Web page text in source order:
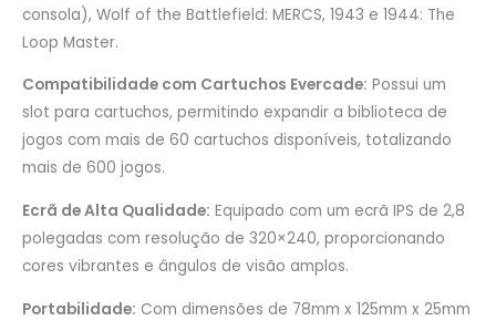
consola), Wolf of the Battlefield: MERCS, 1943 e 1944: The
Loop Master.
Compatibilidade com Cartuchos Evercade: Possui um
slot para cartuchos, permitindo expandir a biblioteca de
jogos com mais de 60 cartuchos disponíveis, totalizando
mais de 600 jogos.
Ecrã de Alta Qualidade: Equipado com um ecrã IPS de 2,8
polegadas com resolução de 320×240, proporcionando
cores vibrantes e ângulos de visão amplos.
Portabilidade: Com dimensões de 78mm x 125mm x 25mm